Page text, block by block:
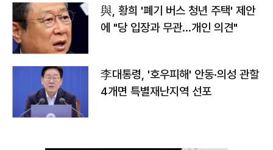
與, 황희 '폐기 버스 청년 주택' 제안
에 "당 입장과 무관…개인 의견"
李대통령, '호우피해' 안동·의성 관할
4개면 특별재난지역 선포